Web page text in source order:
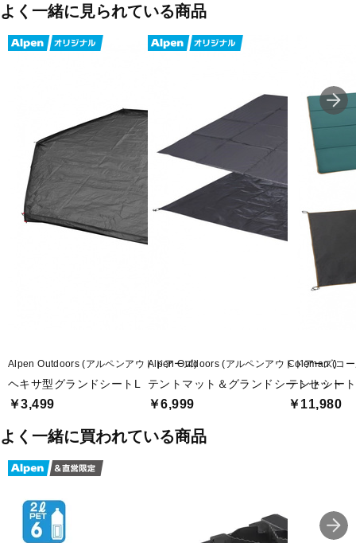
■2026年モデル
■メーカー型番：7300090706
よく一緒に見られている商品
Alpen Outdoors (アルペンアウトドアーズ)
ヘキサ型グランドシートL
￥3,499
Alpen Outdoors (アルペンアウトドアーズ)
テントマット＆グランドシートセット
￥6,999
Coleman (コ
テントシー
￥11,980
よく一緒に買われている商品